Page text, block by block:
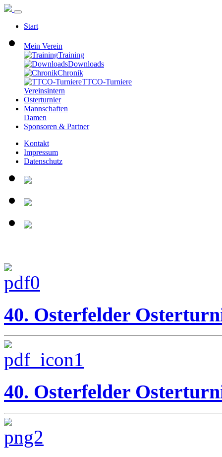
Start
Mein Verein
Training
Downloads
Chronik
TTCO-Turniere
Vereinsintern
Osterturnier
Mannschaften
Damen
Sponsoren & Partner
Kontakt
Impressum
Datenschutz
40. Osterfelder
40. Osterfelder